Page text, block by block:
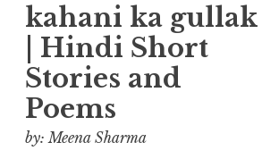
kahani ka gullak
| Hindi Short
Stories and
Poems
by: Meena Sharma